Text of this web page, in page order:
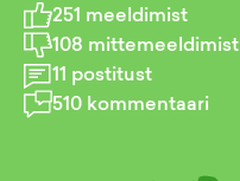
251 meeldimist
108 mittemeeldimist
11 postitust
510 kommentaari